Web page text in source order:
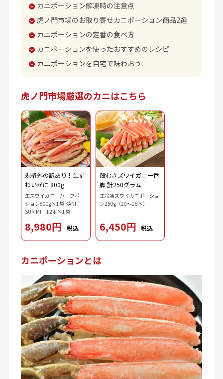
カニポーション解凍時の注意点
虎ノ門市場のお取り寄せカニポーション商品2選
カニポーションの定番の食べ方
カニポーションを使ったおすすめのレシピ
カニポーションを自宅で味わおう
虎ノ門市場厳選のカニはこちら
規格外の訳あり！生ず
わいがに 800g
生ズワイガニ ハーフポー
ション800g×1袋 KANI
SURIMI 12本×1袋
8,980円 税込
殻むきズワイガニ一番
脚 計250グラム
生冷凍ズワイガニポーショ
ン250g（10～18本）
6,450円 税込
カニポーションとは